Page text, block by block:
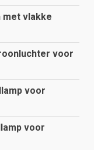
met vlakke
voor
voor
voor